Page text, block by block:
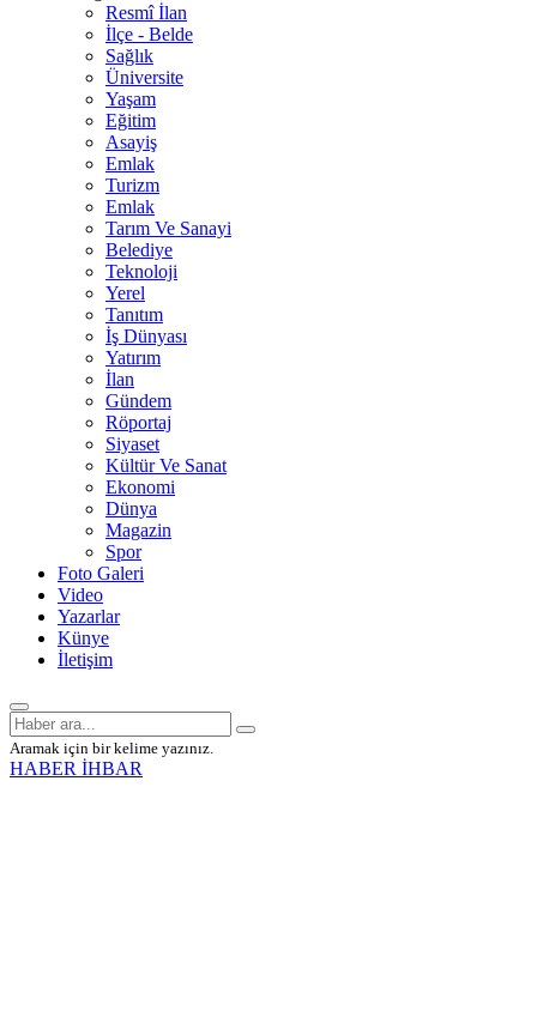
Resmî İlan
İlçe - Belde
Sağlık
Üniversite
Yaşam
Eğitim
Asayiş
Emlak
Turizm
Emlak
Tarım Ve Sanayi
Belediye
Teknoloji
Yerel
Tanıtım
İş Dünyası
Yatırım
İlan
Gündem
Röportaj
Siyaset
Kültür Ve Sanat
Ekonomi
Dünya
Magazin
Spor
Foto Galeri
Video
Yazarlar
Künye
İletişim
Aramak için bir kelime yazınız.
HABER İHBAR